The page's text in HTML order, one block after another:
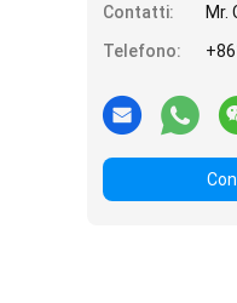
Contatti:
Mr.
Telefono: